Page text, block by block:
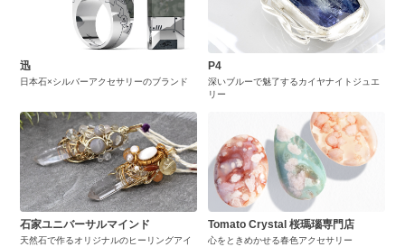
迅
日本石×シルバーアクセサリーのブランド
P4
深いブルーで魅了するカイヤナイトジュエ
リー
石家ユニバーサルマインド
天然石で作るオリジナルのヒーリングアイ
Tomato Crystal 桜瑪瑙専門店
心をときめかせる春色アクセサリー